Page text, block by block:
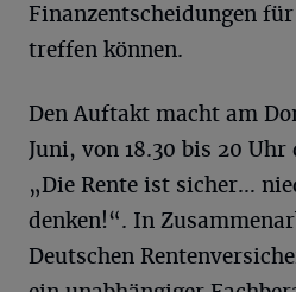
Finanzentscheidungen
treffen können.
Den Auftakt macht am
Juni, von 18.30 bis 20
„Die Rente ist sicher…
denken!“. In
Deutschen